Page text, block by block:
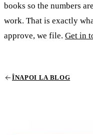
books so the numbers
work. That is exactly
approve, we file. Get in
ÎNAPOI LA BLOG